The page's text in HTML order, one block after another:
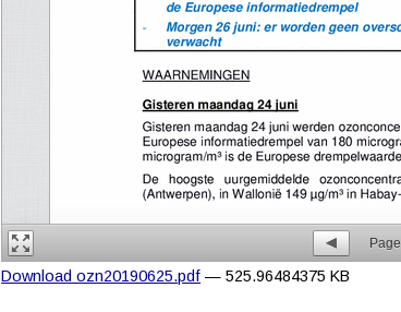
Page
Download ozn20190625.pdf — 525.96484375 KB